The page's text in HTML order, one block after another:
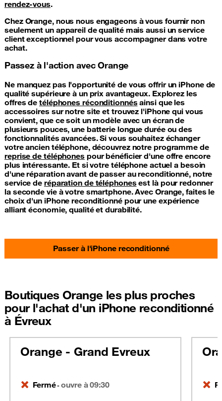
rendez-vous.
Chez Orange, nous nous engageons à vous fournir non
seulement un appareil de qualité mais aussi un service
client exceptionnel pour vous accompagner dans votre
achat.
Passez à l'action avec Orange
Ne manquez pas l'opportunité de vous offrir un iPhone de
qualité supérieure à un prix avantageux. Explorez les
offres detéléphones réconditionnés ainsi que les
accessoires sur notre site et trouvez l'iPhone qui vous
convient, que ce soit un modèle avec un écran de
plusieurs pouces, une batterie longue durée ou des
fonctionnalités avancées. Si vous souhaitez échanger
votre ancien téléphone, découvrez notre programme de
reprise de téléphones pour bénéficier d'une offre encore
plus intéressante. Et si votre téléphone actuel a besoin
d'une réparation avant de passer au reconditionné, notre
service de réparation de téléphones est là pour redonner
la seconde vie à votre smartphone. Avec Orange, faites le
choix d'un iPhone reconditionné pour une expérience
alliant économie, qualité et durabilité.
Passer à l'iPhone reconditionné
Boutiques Orange les plus proches
pour l'achat d'un iPhone reconditionné
à Évreux
Orange - Grand Evreux
Fermé-ouvre à 09:30